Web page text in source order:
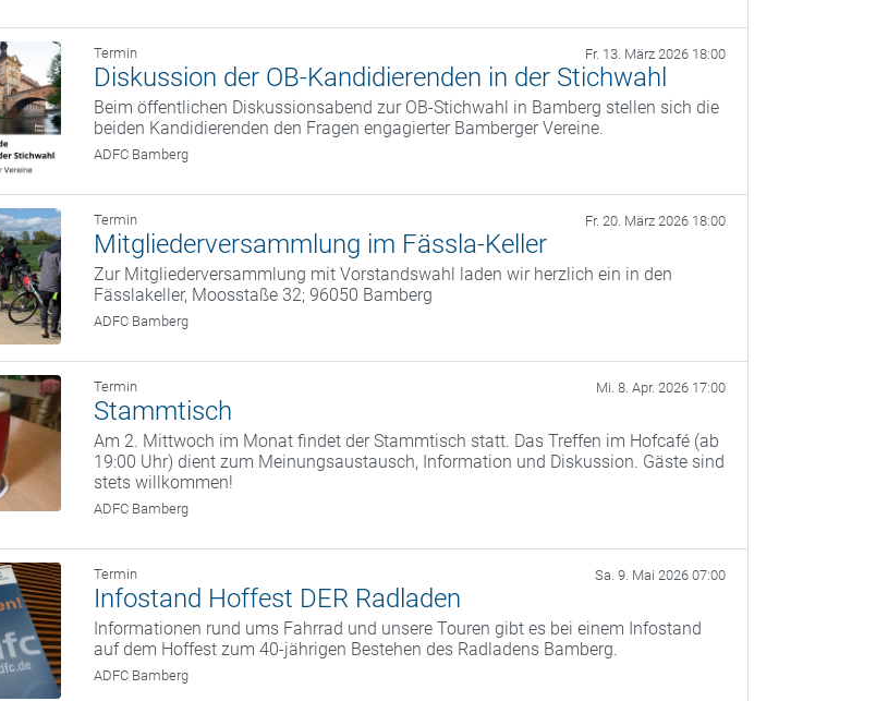
Termin Fr. 13. März 2026 18:00
Diskussion der OB-Kandidierenden in der Stichwahl
Beim öffentlichen Diskussionsabend zur OB‑Stichwahl in Bamberg stellen sich die
beiden Kandidierenden den Fragen engagierter Bamberger Vereine.
ADFC Bamberg
Termin Fr. 20. März 2026 18:00
Mitgliederversammlung im Fässla-Keller
Zur Mitgliederversammlung mit Vorstandswahl laden wir herzlich ein in den
Fässlakeller, Moosstaße 32; 96050 Bamberg
ADFC Bamberg
Termin Mi. 8. Apr. 2026 17:00
Stammtisch
Am 2. Mittwoch im Monat findet der Stammtisch statt. Das Treffen im Hofcafé (ab
19:00 Uhr) dient zum Meinungsaustausch, Information und Diskussion. Gäste sind
stets willkommen!
ADFC Bamberg
Termin Sa. 9. Mai 2026 07:00
Infostand Hoffest DER Radladen
Informationen rund ums Fahrrad und unsere Touren gibt es bei einem Infostand
auf dem Hoffest zum 40-jährigen Bestehen des Radladens Bamberg.
ADFC Bamberg